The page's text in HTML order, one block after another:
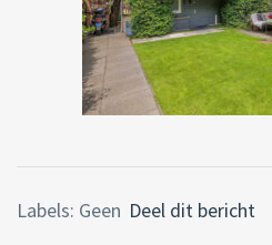
Deel dit bericht
Labels: Geen